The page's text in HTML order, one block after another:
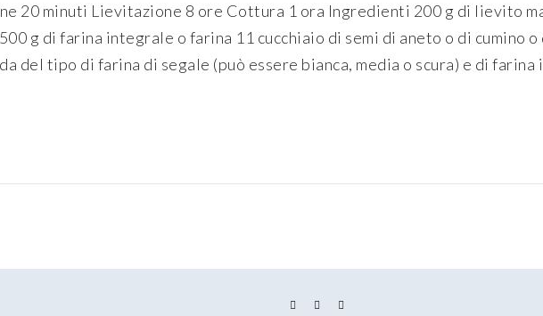
20 minuti Lievitazione 8 ore Cottura 1 ora Ingredienti 200 g di lievito
g di farina integrale o farina 11 cucchiaio di semi di aneto o di
del tipo di farina di segale (può essere bianca, media o scura) e di